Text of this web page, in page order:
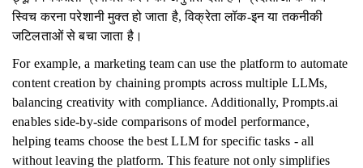
स्विच करना परेशानी मुक्त हो जाता है, विक्रेता लॉक-इन या तकनीकी
जटिलताओं से बचा जाता है।
For example, a marketing team can use the platform to automate
content creation by chaining prompts across multiple LLMs,
balancing creativity with compliance. Additionally, Prompts.ai
enables side-by-side comparisons of model performance,
helping teams choose the best LLM for specific tasks - all
without leaving the platform. This feature not only simplifies